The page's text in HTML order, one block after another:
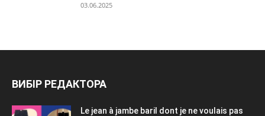
03.06.2025
ВИБІР РЕДАКТОРА
Le jean à jambe baril dont je ne voulais pas